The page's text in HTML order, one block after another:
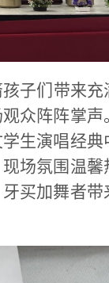
子们带来充
众阵阵掌声
生演唱经典
场氛围温馨
买加舞者